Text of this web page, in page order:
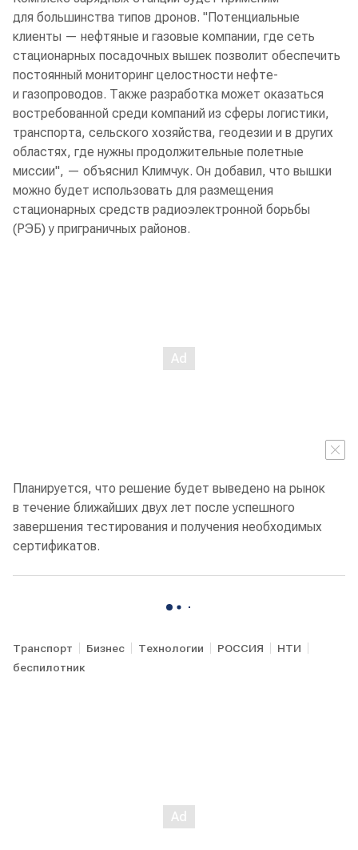
для большинства типов дронов. "Потенциальные
клиенты — нефтяные и газовые компании, где сеть
стационарных посадочных вышек позволит обеспечить
постоянный мониторинг целостности нефте-
и газопроводов. Также разработка может оказаться
востребованной среди компаний из сферы логистики,
транспорта, сельского хозяйства, геодезии и в других
областях, где нужны продолжительные полетные
миссии", — объяснил Климчук. Он добавил, что вышки
можно будет использовать для размещения
стационарных средств радиоэлектронной борьбы
(РЭБ) у приграничных районов.
Планируется, что решение будет выведено на рынок
в течение ближайших двух лет после успешного
завершения тестирования и получения необходимых
сертификатов.
Транспорт Бизнес Технологии РОССИЯ
НТИ
беспилотник